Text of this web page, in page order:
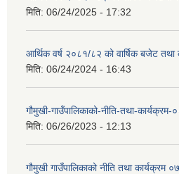
मिति: 06/24/2025 - 17:32
आर्थिक वर्ष २०८१/८२ को वार्षिक बजेट तथा
मिति: 06/24/2024 - 16:43
गौमुखी-गाउँपालिकाको-नीति-तथा-
मिति: 06/26/2023 - 12:13
गौमुखी गाउँपालिकाको नीति तथा कार्यक्रम